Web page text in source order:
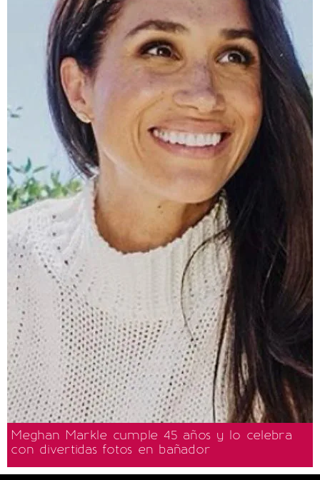
Meghan Markle cumple 45 años y lo celebra
con divertidas fotos en bañador